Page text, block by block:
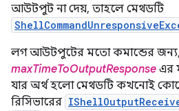
আউটপুট না দেয়, তাহলে মেথডটি
লগ আউটপুটের মতো কমান্ডের জন্য,
maxTimeToOutputResponse এর
যার অর্থ হলো মেথডটি কখনোই
রিসিভারের